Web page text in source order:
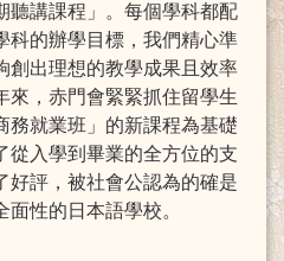
聽講課程」。每個學科都配
科的辦學目標，我們精心準
創出理想的教學成果且效率
來，赤門會緊緊抓住留學生
務就業班」的新課程為基礎
從入學到畢業的全方位的支
好評，被社會公認為的確是
性的日本語學校。